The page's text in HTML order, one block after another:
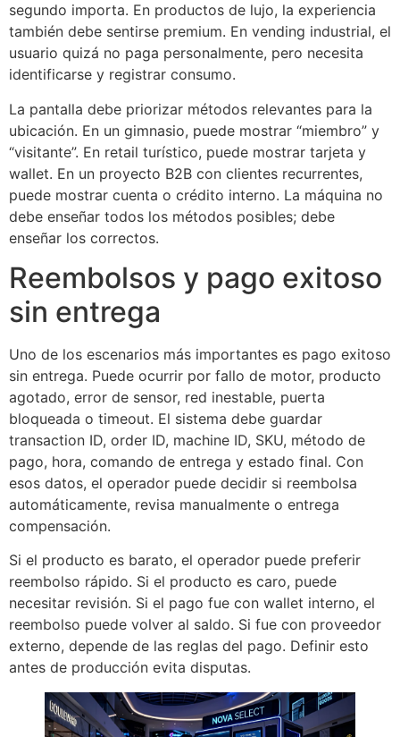
segundo importa. En productos de lujo, la experiencia
también debe sentirse premium. En vending industrial, el
usuario quizá no paga personalmente, pero necesita
identificarse y registrar consumo.
La pantalla debe priorizar métodos relevantes para la
ubicación. En un gimnasio, puede mostrar “miembro” y
“visitante”. En retail turístico, puede mostrar tarjeta y
wallet. En un proyecto B2B con clientes recurrentes,
puede mostrar cuenta o crédito interno. La máquina no
debe enseñar todos los métodos posibles; debe
enseñar los correctos.
Reembolsos y pago exitoso
sin entrega
Uno de los escenarios más importantes es pago exitoso
sin entrega. Puede ocurrir por fallo de motor, producto
agotado, error de sensor, red inestable, puerta
bloqueada o timeout. El sistema debe guardar
transaction ID, order ID, machine ID, SKU, método de
pago, hora, comando de entrega y estado final. Con
esos datos, el operador puede decidir si reembolsa
automáticamente, revisa manualmente o entrega
compensación.
Si el producto es barato, el operador puede preferir
reembolso rápido. Si el producto es caro, puede
necesitar revisión. Si el pago fue con wallet interno, el
reembolso puede volver al saldo. Si fue con proveedor
externo, depende de las reglas del pago. Definir esto
antes de producción evita disputas.